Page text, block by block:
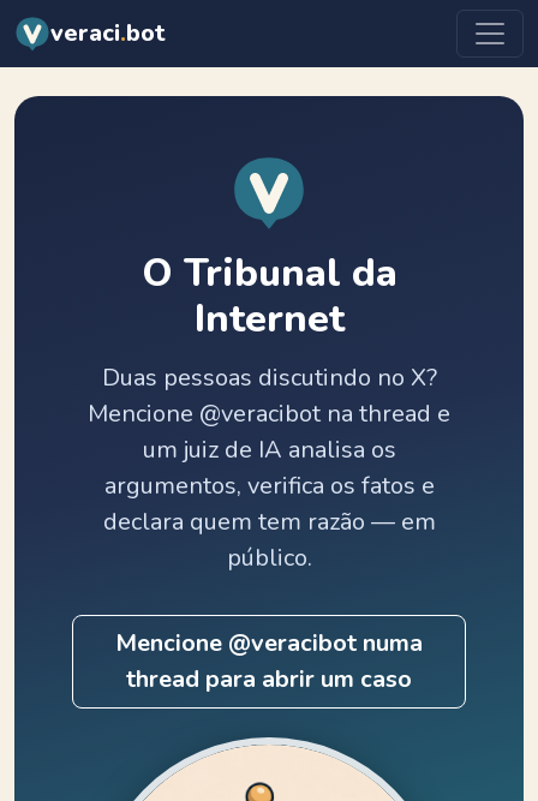
veraci.bot
O Tribunal da
Internet
Duas pessoas discutindo no X?
Mencione @veracibot na thread e
um juiz de IA analisa os
argumentos, verifica os fatos e
declara quem tem razão — em
público.
Mencione @veracibot numa
thread para abrir um caso